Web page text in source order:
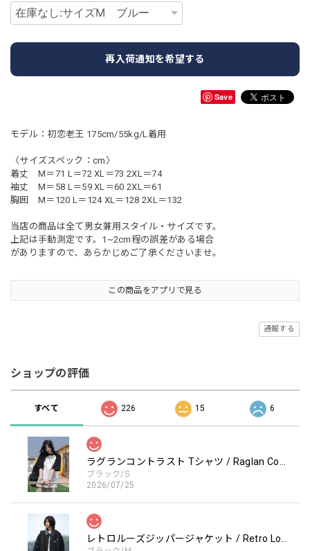
再入荷通知を希望する
Save
モデル：初恋老王 175cm/55kg/L着用
〈サイズスペック：cm〉
着丈 M＝71 L＝72 XL＝73 2XL＝74
袖丈 M＝58 L＝59 XL＝60 2XL＝61
胸囲 M＝120 L＝124 XL＝128 2XL＝132
当店の商品は全て男女兼用スタイル・サイズです。
上記は手動測定です。1~2cm程の誤差がある場合
がありますので、あらかじめご了承くださいませ。
この商品をアプリで見る
通報する
ショップの評価
すべて 226 15 6
ブラック/S
2026/07/25